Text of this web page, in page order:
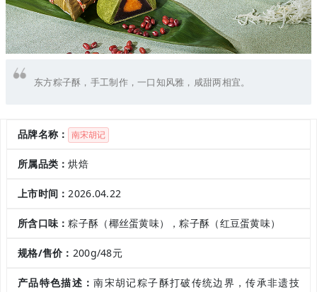
东方粽子酥，手工制作，一口知风雅，咸甜两相宜。
品牌名称： 南宋胡记
所属品类：烘焙
上市时间：2026.04.22
所含口味：粽子酥（椰丝蛋黄味），粽子酥（红豆蛋黄味）
规格/售价： 200g/48元
产品特色描述：南宋胡记粽子酥打破传统边界，传承非遗技